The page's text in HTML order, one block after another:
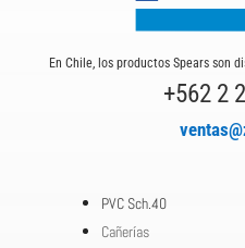
En Chile, los productos Spears son
+562 2
PVC Sch.40
Cañerías